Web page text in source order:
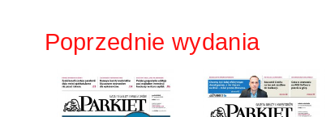
Poprzednie wydania